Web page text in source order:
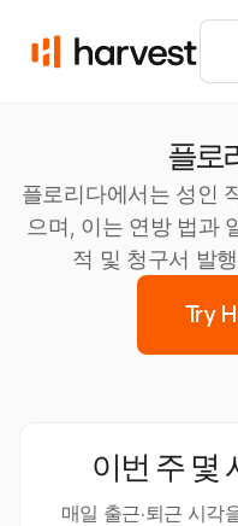
플로
플로리다에서는 성인
으며, 이는 연방 법과
적 및 청구서 발
Try
이번 주 몇
매일 출근·퇴근 시각